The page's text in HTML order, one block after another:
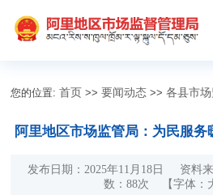
您的位置:首页 >>要闻动态 >>各县市
阿里地区市场监管局：为民服务
发布日期：2025年11月18日 资
数： 88次 【字体：